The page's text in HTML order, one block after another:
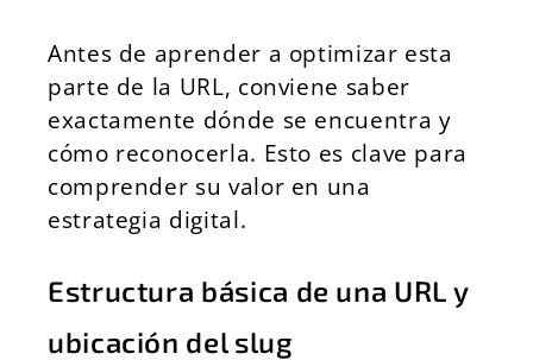
Antes de aprender a optimizar esta
parte de la URL, conviene saber
exactamente dónde se encuentra y
cómo reconocerla. Esto es clave para
comprender su valor en una
estrategia digital.
Estructura básica de una URL y
ubicación del slug